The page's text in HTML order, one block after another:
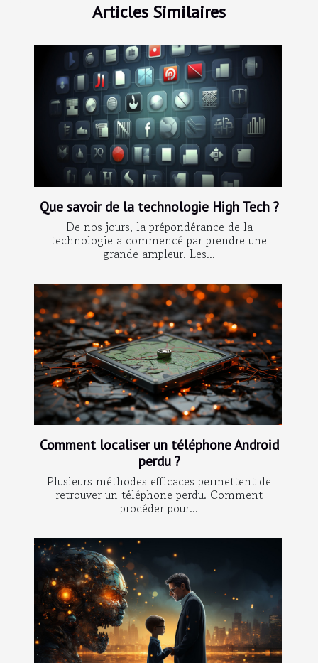
Articles Similaires
Que savoir de la technologie High Tech ?
De nos jours, la prépondérance de la
technologie a commencé par prendre une
grande ampleur. Les...
Comment localiser un téléphone Android
perdu ?
Plusieurs méthodes efficaces permettent de
retrouver un téléphone perdu. Comment
procéder pour...